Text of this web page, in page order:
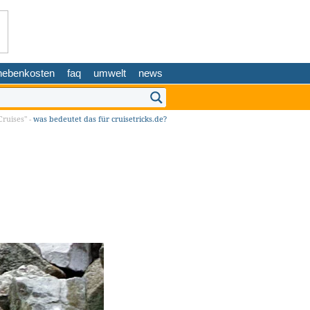
faq umwelt news
- was bedeutet das für cruisetricks.de?